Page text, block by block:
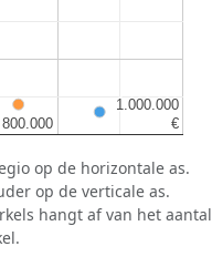
€
€
1.000.000
1.000.000
op de horizontale as.
op de verticale as.
hangt af van het aantal